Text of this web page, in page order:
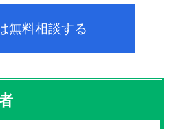
無料相談する